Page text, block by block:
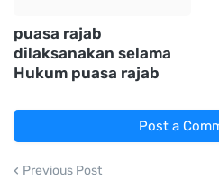
puasa rajab
dilaksanakan selama
Hukum puasa rajab
Post a
Previous Post